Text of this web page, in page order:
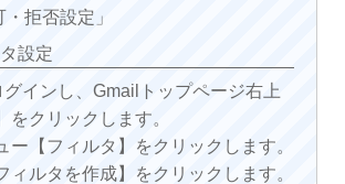
拒否設定」
設定
インし、Gmailトップページ右上
をクリックします。
ー【フィルタ】をクリックします。
ィルタを作成】をクリックします。